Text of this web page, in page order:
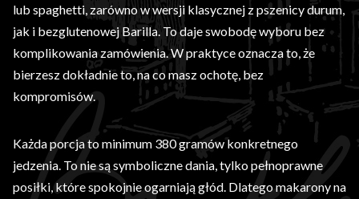
lub spaghetti, zarówno w wersji klasycznej z pszenicy durum,
jak i bezglutenowej Barilla. To daje swobodę wyboru bez
komplikowania zamówienia. W praktyce oznacza to, że
bierzesz dokładnie to, na co masz ochotę, bez
kompromisów.
Każda porcja to minimum 380 gramów konkretnego
jedzenia. To nie są symboliczne dania, tylko pełnoprawne
posiłki, które spokojnie ogarniają głód. Dlatego makarony na